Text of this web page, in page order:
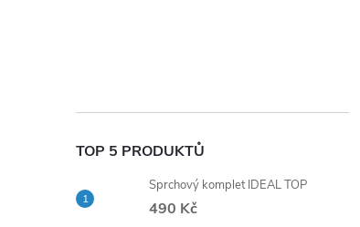
TOP 5 PRODUKTŮ
Sprchový komplet IDEAL TOP
490 Kč
150 mm
umyvadlová stojánková bez
výpusti (CBL10101)